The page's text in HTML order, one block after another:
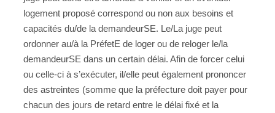
logement proposé correspond ou non aux besoins et
capacités du/de la demandeurSE. Le/La juge peut
ordonner au/à la PréfetE de loger ou de reloger le/la
demandeurSE dans un certain délai. Afin de forcer celui
ou celle-ci à s’exécuter, il/elle peut également prononcer
des astreintes (somme que la préfecture doit payer pour
chacun des jours de retard entre le délai fixé et la